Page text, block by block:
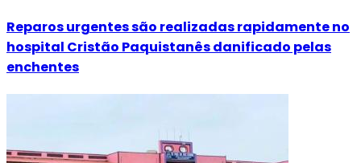
Reparos urgentes são realizadas rapidamente no
hospital Cristão Paquistanês danificado pelas
enchentes